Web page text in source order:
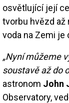
osvětlující její
tvorbu hvězd až
voda na Zemi je
„Nyní můžeme
soustavě až do
astronom John
Observatory,